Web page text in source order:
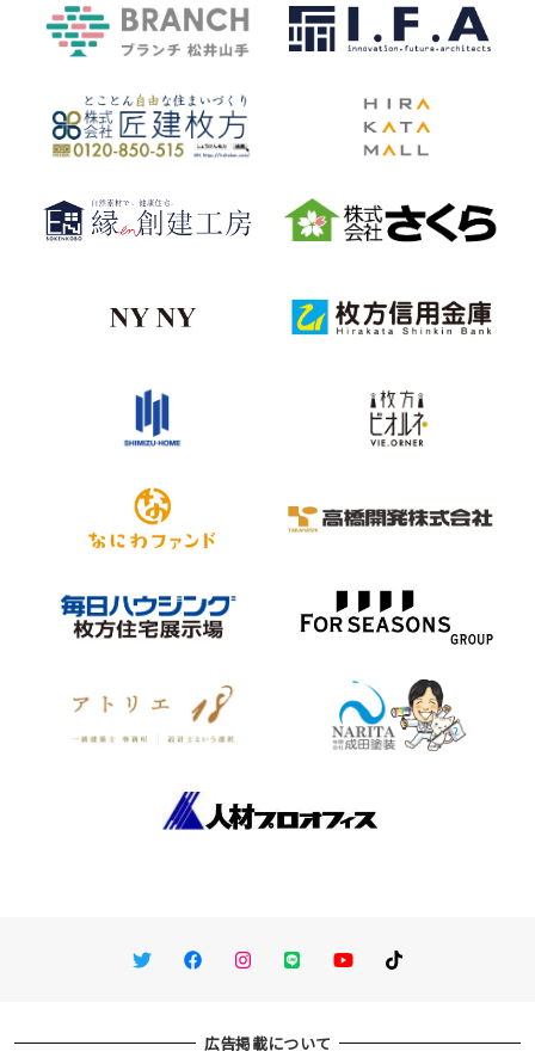
TwitterFacebookInstagram
LINE You TubeTikTok
広告掲載について